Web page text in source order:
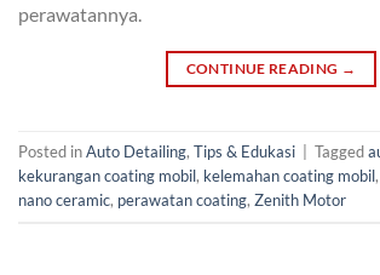
perawatannya.
CONTINUE READING →
Posted inAuto Detailing, Tips & Edukasi Tagged
kekurangan coating mobil, kelemahan coating mobil,
nano ceramic, perawatan coating, Zenith Motor